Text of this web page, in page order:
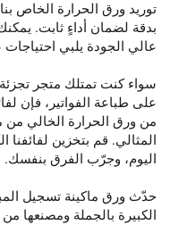
توريد ورق الحرارة الخاص
بدقة لضمان أداءٍ ثابت.
عالي الجودة يلبي
سواء كنت تمتلك متجر
على طباعة الفواتير، فإن
اليوم، وجرّب الفرق بنفسك.
حدّث ورق ماكينة تسجيل
الكبيرة بالجملة ومصنعها